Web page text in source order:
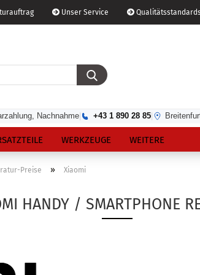
Unser Service
Nachnahme +43 1 890 28 85
WERKZEUGE WEITERE
Preise » Xiaomi
HANDY / SMARTPHONE